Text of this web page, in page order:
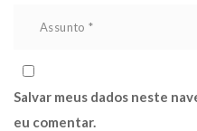
Salvar meus dados neste
eu comentar.